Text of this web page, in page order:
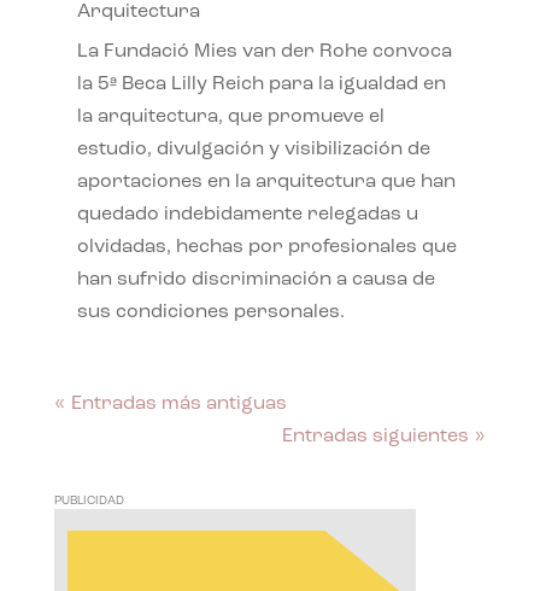
Arquitectura
La Fundació Mies van der Rohe convoca
la 5ª Beca Lilly Reich para la igualdad en
la arquitectura, que promueve el
estudio, divulgación y visibilización de
aportaciones en la arquitectura que han
quedado indebidamente relegadas u
olvidadas, hechas por profesionales que
han sufrido discriminación a causa de
sus condiciones personales.
« Entradas más antiguas
Entradas siguientes »
PUBLICIDAD